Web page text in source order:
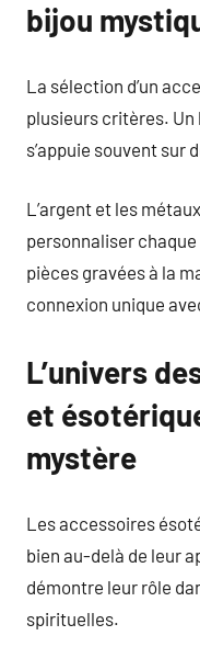
bijou
La sélection d’un
plusieurs critères.
s’appuie souvent sur
L’argent et les
personnaliser
pièces gravées à la
connexion unique
L’univers
et
mystère
Les accessoires
bien au-delà de leur
démontre leur rôle
spirituelles.